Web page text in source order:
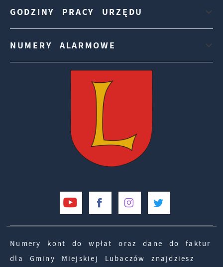
GODZINY PRACY URZĘDU
NUMERY ALARMOWE
Numery kont do wpłat oraz dane do faktur
dla Gminy Miejskiej Lubaczów znajdziesz